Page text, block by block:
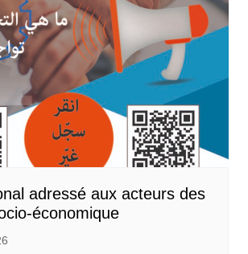
adressé aux acteurs des
économique